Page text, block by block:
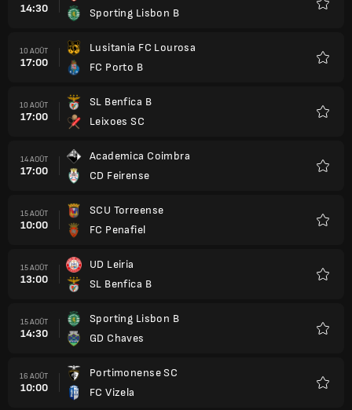
14:30
Sporting Lisbon B
10 AOÛT
17:00
Lusitania FC Lourosa
FC Porto B
10 AOÛT
17:00
SL Benfica B
Leixoes SC
14 AOÛT
17:00
Academica Coimbra
CD Feirense
15 AOÛT
10:00
SCU Torreense
FC Penafiel
15 AOÛT
13:00
UD Leiria
SL Benfica B
15 AOÛT
14:30
Sporting Lisbon B
GD Chaves
16 AOÛT
10:00
Portimonense SC
FC Vizela